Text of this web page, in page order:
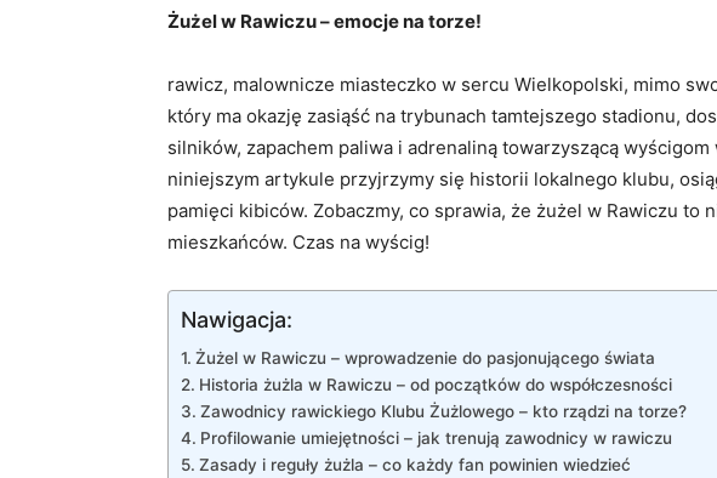
Żużel w Rawiczu – emocje na torze!
rawicz, malownicze miasteczko w sercu Wielkopolski, mimo
który ma okazję zasiąść na trybunach tamtejszego stadionu,
silników, zapachem paliwa i adrenaliną towarzyszącą
niniejszym artykule przyjrzymy się historii lokalnego klubu,
pamięci kibiców. Zobaczmy, co sprawia, że żużel w Rawiczu
mieszkańców. Czas na wyścig!
Nawigacja:
Żużel w Rawiczu – wprowadzenie do pasjonującego świata
Historia żużla w Rawiczu – od początków do współczesności
Zawodnicy rawickiego Klubu Żużlowego – kto rządzi na torze?
Profilowanie umiejętności – jak trenują zawodnicy w rawiczu
Zasady i reguły żużla – co każdy fan powinien wiedzieć